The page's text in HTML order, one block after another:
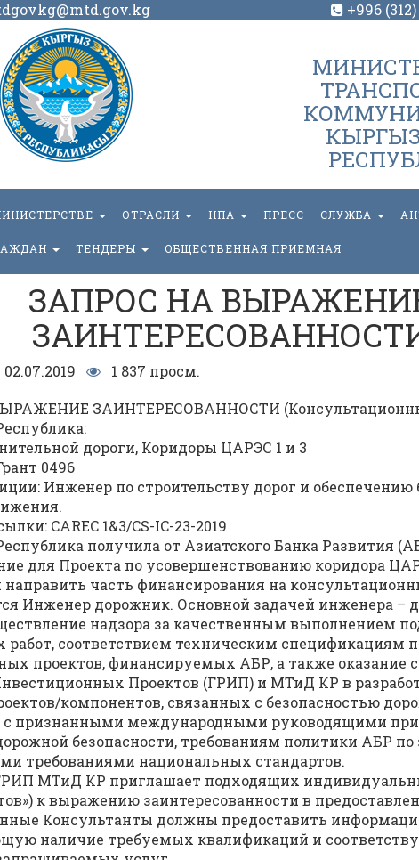
+996 (312)
ОТРАСЛИ НПА ПРЕСС — СЛУЖБА
ТЕНДЕРЫ ОБЩЕСТВЕННАЯ ПРИЕМНАЯ
ЗАПРОС НА
02.07.2019
1 837 просм.
ЗАИНТЕРЕСОВАННОСТИ
дороги, Коридоры ЦАРЭС 1 и 3
0496
Инженер по строительству дорог и обеспечению
CAREC 1&3/CS-IC-23-2019
получила от Азиатского Банка Развития
для Проекта по усовершенствованию коридора
направить часть финансирования на
Инженер дорожник. Основной задачей инженера –
надзора за качественным выполнением
работ, соответствием техническим спецификациям
проектов, финансируемых АБР, а также оказание
Проектов (ГРИП) и МТиД КР в
компонентов, связанных с безопасностью
с признанными международными руководящими
безопасности, требованиям политики АБР
требованиями национальных стандартов.
МТиД КР приглашает подходящих
к выражению заинтересованности в
Консультанты должны предоставить
наличие требуемых квалификаций и